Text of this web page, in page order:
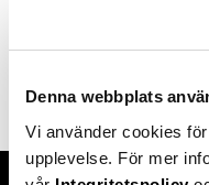
Denna webbplats
Vi använder cookies
upplevelse. För mer
Kan jag ta ut till ett
partner)?